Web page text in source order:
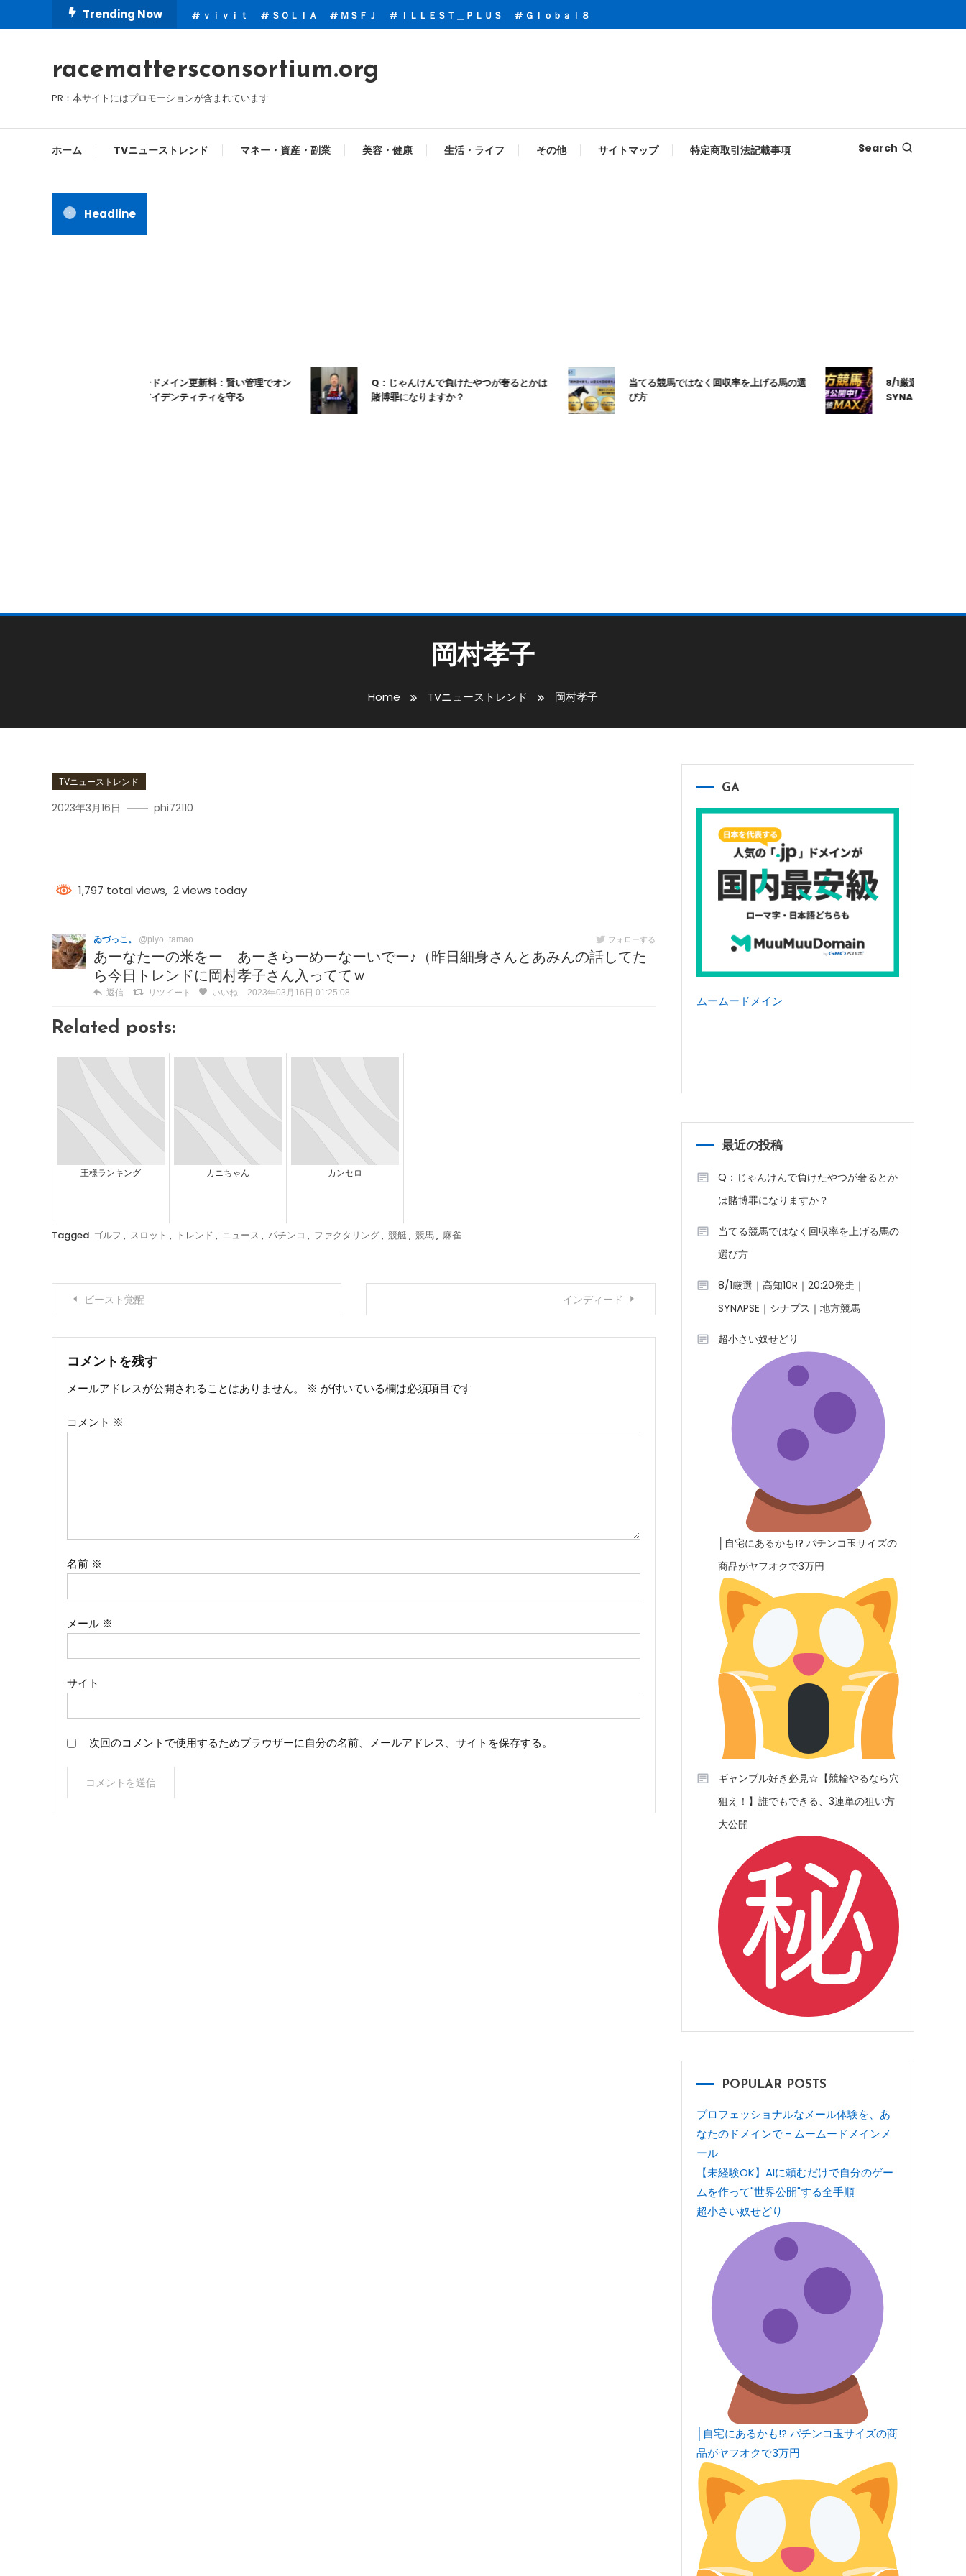
To
Trending Now ｖｉｖｉｔ ＳＯＬＩＡ ＭＳＦＪ ＩＬＬＥＳＴ＿ＰＬＵＳ Ｇｌｏｂａｌ８
racemattersconsortium.org
PR：本サイトにはプロモーションが含まれています
ホーム TVニューストレンド マネー・資産・副業 美容・健康 生活・ライフ その他 サイトマップ 特定商取引法記載事項 Search
Headline
ムームードメイン更新料：賢い管理でオン
ラインアイデンティティを守る
Q：じゃんけんで負けたやつが奢るとかは
賭博罪になりますか？
当てる競馬ではなく回収率を上げる馬の選
び方
8/1厳選｜高知10R｜
SYNAPSE｜シナプス
岡村孝子
Home TVニューストレンド 岡村孝子
TVニューストレンド
2023年3月16日 phi72110
1,797 total views, 2 views today
ゐづっこ。 @piyo_tamao フォローする
あーなたーの米をー あーきらーめーなーいでー♪（昨日細身さんとあみんの話してた
ら今日トレンドに岡村孝子さん入っててｗ
返信 リツイート いいね 2023年03月16日 01:25:08
Related posts:
王様ランキング カニちゃん カンセロ
Tagged ゴルフ , スロット , トレンド , ニュース , パチンコ , ファクタリング, 競艇 , 競馬, 麻雀
ナ
ビ
ゲ
ン
ビースト覚醒 インディード
コメントを残す
メールアドレスが公開されることはありません。 ※ が付いている欄は必須項目です
コメント ※
名前 ※
メール ※
サイト
次回のコメントで使用するためブラウザーに自分の名前、メールアドレス、サイトを保存する。
GA
ムームードメイン
最近の投稿
Q：じゃんけんで負けたやつが奢るとか
は賭博罪になりますか？
当てる競馬ではなく回収率を上げる馬の
選び方
8/1厳選｜高知10R｜20:20発走｜
SYNAPSE｜シナプス｜地方競馬
超小さい奴せどり
│自宅にあるかも!? パチンコ玉サイズの
商品がヤフオクで3万円
ギャンブル好き必見☆【競輪やるなら穴
狙え！】誰でもできる、3連単の狙い方
大公開
POPULAR POSTS
プロフェッショナルなメール体験を、あ
なたのドメインで - ムームードメインメ
ール
【未経験OK】AIに頼むだけで自分のゲー
ムを作って"世界公開"する全手順
超小さい奴せどり
│自宅にあるかも!? パチンコ玉サイズの商
品がヤフオクで3万円